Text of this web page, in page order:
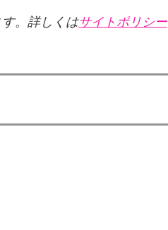
。詳しくはサイトポリシー